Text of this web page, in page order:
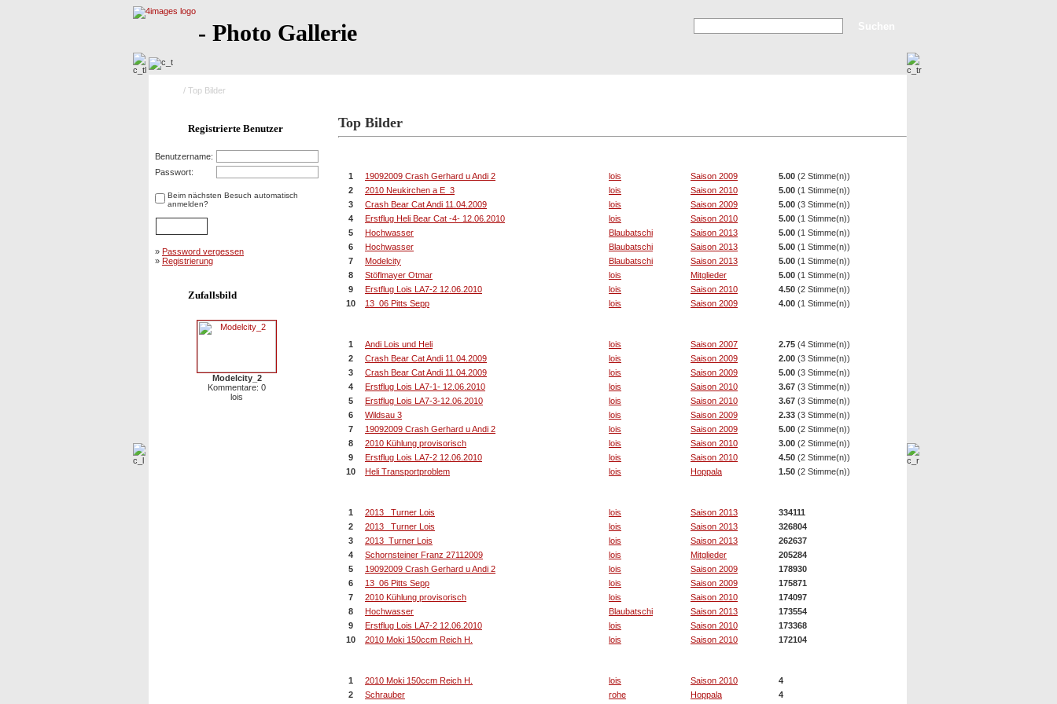
- Photo Gallerie
/ Top Bilder
Registrierte Benutzer
Benutzername:
Passwort:
Beim nächsten Besuch automatisch
anmelden?
» Password vergessen
» Registrierung
Zufallsbild
Modelcity_2
Kommentare: 0
lois
Top Bilder
1 19092009 Crash Gerhard u Andi 2 lois Saison 2009 5.00 (2 Stimme(n))
2
2010 Neukirchen a E_3 lois Saison 2010 5.00 (1 Stimme(n))
3
Crash Bear Cat Andi 11.04.2009 lois Saison 2009 5.00 (3 Stimme(n))
4
Erstflug Heli Bear Cat -4- 12.06.2010 lois Saison 2010 5.00 (1 Stimme(n))
5
Hochwasser Blaubatschi Saison 2013 5.00 (1 Stimme(n))
6
Hochwasser Blaubatschi Saison 2013 5.00 (1 Stimme(n))
7
Modelcity Blaubatschi Saison 2013 5.00 (1 Stimme(n))
8
Stöflmayer Otmar lois Mitglieder 5.00 (1 Stimme(n))
9
Erstflug Lois LA7-2 12.06.2010 lois Saison 2010 4.50 (2 Stimme(n))
10
13_06 Pitts Sepp lois Saison 2009 4.00 (1 Stimme(n))
1 Andi Lois und Heli lois Saison 2007 2.75 (4 Stimme(n))
2
Crash Bear Cat Andi 11.04.2009 lois Saison 2009 2.00 (3 Stimme(n))
3
Crash Bear Cat Andi 11.04.2009 lois Saison 2009 5.00 (3 Stimme(n))
4
Erstflug Lois LA7-1- 12.06.2010 lois Saison 2010 3.67 (3 Stimme(n))
5
Erstflug Lois LA7-3-12.06.2010 lois Saison 2010 3.67 (3 Stimme(n))
6
Wildsau 3 lois Saison 2009 2.33 (3 Stimme(n))
7
19092009 Crash Gerhard u Andi 2 lois Saison 2009 5.00 (2 Stimme(n))
8
2010 Kühlung provisorisch lois Saison 2010 3.00 (2 Stimme(n))
9
Erstflug Lois LA7-2 12.06.2010 lois Saison 2010 4.50 (2 Stimme(n))
10
Heli Transportproblem lois Hoppala 1.50 (2 Stimme(n))
1 2013_ Turner Lois lois Saison 2013
334111
2
2013_ Turner Lois lois Saison 2013
326804
3
2013_Turner Lois lois Saison 2013
262637
4
Schornsteiner Franz 27112009 lois Mitglieder
205284
5
19092009 Crash Gerhard u Andi 2 lois Saison 2009
178930
6
13_06 Pitts Sepp lois Saison 2009
175871
7
2010 Kühlung provisorisch lois Saison 2010
174097
8
Hochwasser Blaubatschi Saison 2013
173554
9
Erstflug Lois LA7-2 12.06.2010 lois Saison 2010
173368
10
2010 Moki 150ccm Reich H. lois Saison 2010 172104
1 2010 Moki 150ccm Reich H. lois Saison 2010
4
2
Schrauber rohe Hoppala 4